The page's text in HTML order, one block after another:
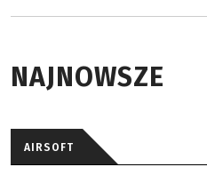
NAJNOWSZE
AIRSOFT